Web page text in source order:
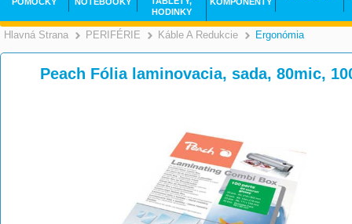
Hlavná Strana >
PERIFÉRIE >
Káble A Redukcie >
Ergonómia
Peach Fólia laminovacia, sada, 80mic,
HODINKY